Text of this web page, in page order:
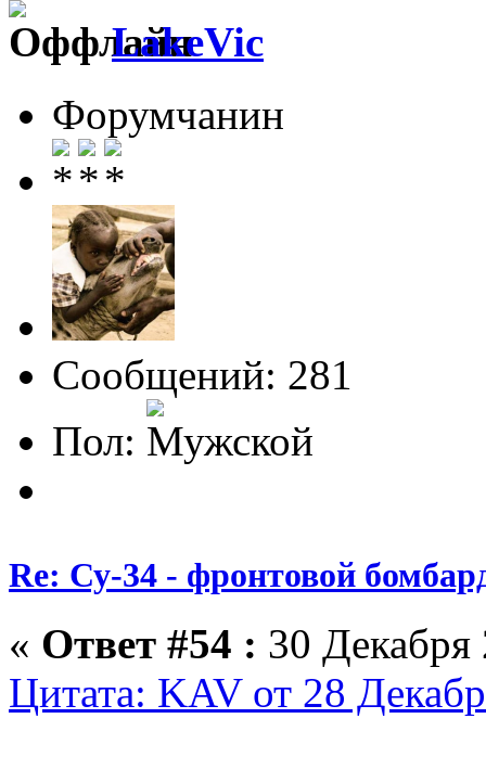
LakeVic
Форумчанин
Сообщений: 281
Пол:
Re: Су-34 - фронтовой
« Ответ #54 : 30
Цитата: KAV от 28